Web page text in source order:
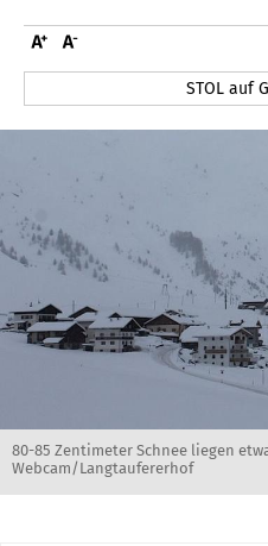
STOL auf
80-85 Zentimeter Schnee liegen
Webcam/Langtaufererhof